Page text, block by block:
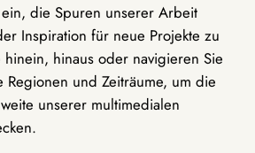
die Spuren unserer Arbeit
Inspiration für neue Projekte zu
hinaus oder navigieren Sie
und Zeiträume, um die
unserer multimedialen